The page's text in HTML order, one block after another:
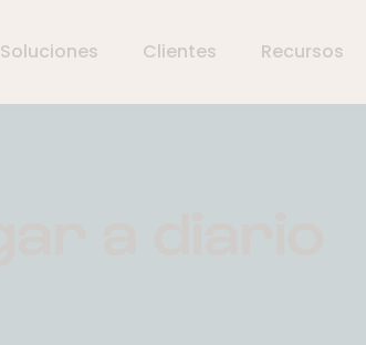
Soluciones Clientes Recursos